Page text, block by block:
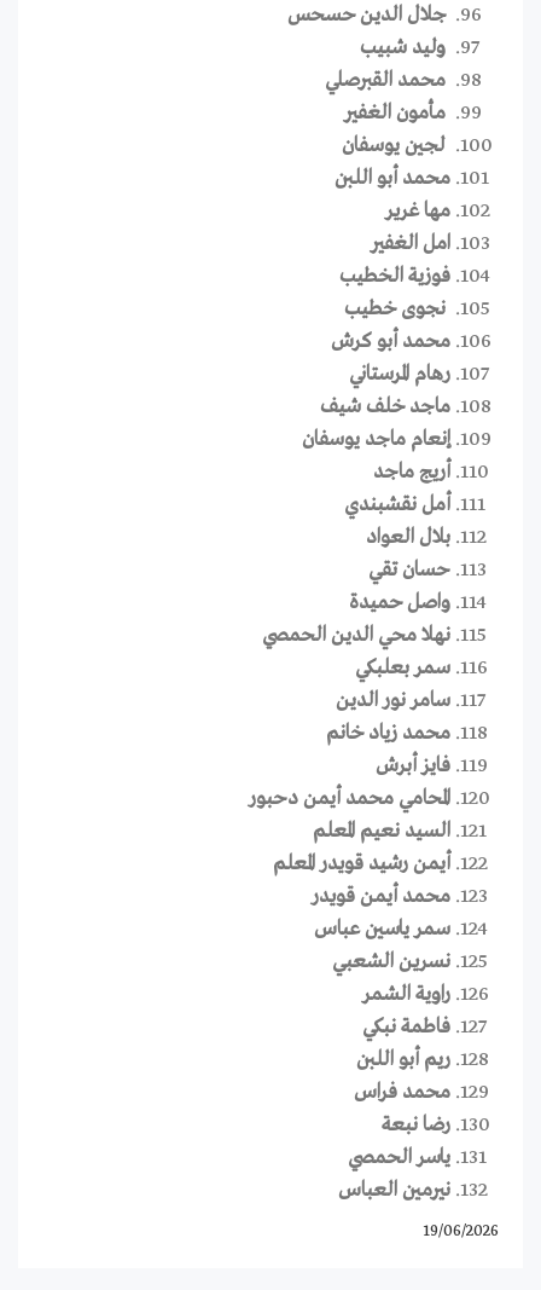
جلال الدين حسحس
وليد شبيب
محمد القبرصلي
مأمون الغفير
لجين يوسفان
محمد أبو اللبن
مها غرير
امل الغفير
فوزية الخطيب
نجوى خطيب
محمد أبو كرش
رهام المرستاني
ماجد خلف شيف
إنعام ماجد يوسفان
أريج ماجد
أمل نقشبندي
بلال العواد
حسان تقي
واصل حميدة
نهلا محي الدين الحمصي
سمر بعلبكي
سامر نور الدين
محمد زياد خانم
فايز أبرش
المحامي محمد أيمن دحبور
السيد نعيم المعلم
أيمن رشيد قويدر المعلم
محمد أيمن قويدر
سمر ياسين عباس
نسرين الشعبي
راوية الشمر
فاطمة نبكي
ريم أبو اللبن
محمد فراس
رضا نبعة
ياسر الحمصي
نيرمين العباس
19/06/2026